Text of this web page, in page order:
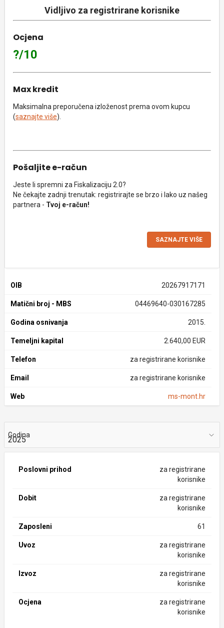
Vidljivo za registrirane korisnike
Ocjena
?/10
Max kredit
Maksimalna preporučena izloženost prema ovom kupcu
(saznajte više).
Pošaljite e-račun
Jeste li spremni za Fiskalizaciju 2.0?
Ne čekajte zadnji trenutak: registrirajte se brzo i lako uz našeg
partnera - Tvoj e-račun!
SAZNAJTE VIŠE
OIB 20267917171
Matični broj - MBS 04469640-030167285
Godina osnivanja 2015.
Temeljni kapital 2.640,00 EUR
Telefon za registrirane korisnike
Email za registrirane korisnike
Web ms-mont.hr
Godina
Poslovni prihod
za registrirane
korisnike
Dobit
za registrirane
korisnike
Zaposleni 61
Uvoz
za registrirane
korisnike
Izvoz
za registrirane
korisnike
Ocjena
za registrirane
korisnike